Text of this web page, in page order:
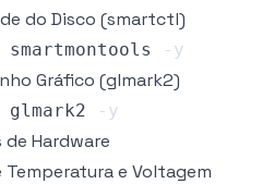
do Disco (smartctl)
smartmontools -y
Gráfico (glmark2)
glmark2 -y
de Hardware
e Voltagem